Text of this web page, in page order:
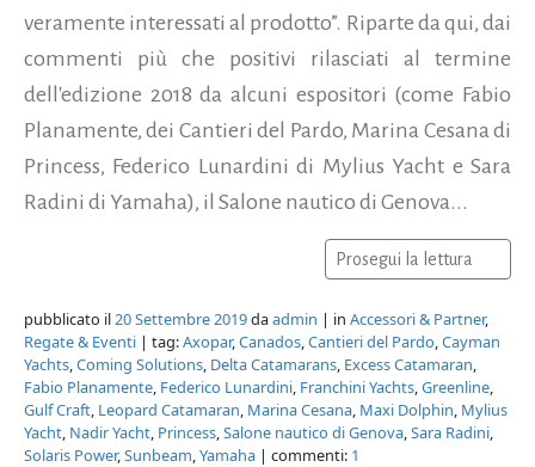
veramente interessati al prodotto”. Riparte da qui, dai
commenti più che positivi rilasciati al termine
dell'edizione 2018 da alcuni espositori (come Fabio
Planamente, dei Cantieri del Pardo, Marina Cesana di
Princess, Federico Lunardini di Mylius Yacht e Sara
Radini di Yamaha), il Salone nautico di Genova...
Prosegui la lettura
pubblicato il20 Settembre 2019daadmin | in Accessori & Partner,
Regate & Eventi | tag:Axopar,Canados,Cantieri del Pardo,Cayman
Yachts,Coming Solutions, Delta Catamarans, Excess Catamaran,
Fabio Planamente, Federico Lunardini, Franchini Yachts,Greenline,
Gulf Craft, Leopard Catamaran, Marina Cesana, Maxi Dolphin, Mylius
Yacht, Nadir Yacht, Princess,Salone nautico di Genova,Sara Radini,
Solaris Power,Sunbeam,Yamaha | commenti: 1